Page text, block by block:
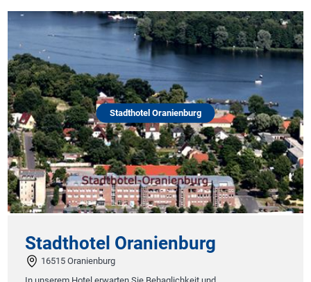
Stadthotel Oranienburg
Stadthotel Oranienburg
16515 Oranienburg